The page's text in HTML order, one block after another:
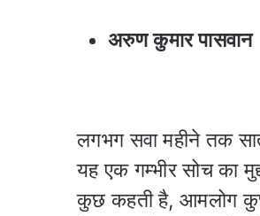
अरुण कुमार पासवान
लगभग सवा महीने तक
यह एक गम्भीर सोच का
कुछ कहती है, आमलोग